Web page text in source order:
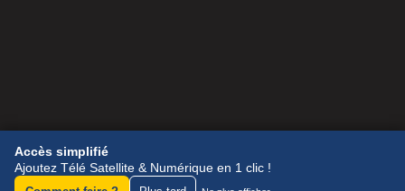
© 1989-2026 Télé Satellite et Numérique.
Accès simplifié
Ajoutez Télé Satellite & Numérique en 1 clic !